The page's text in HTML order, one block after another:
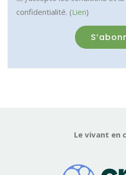
confidentialité. (Lien)
Le vivant en